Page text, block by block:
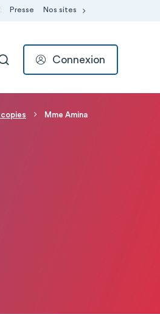
Presse Nos sites
RECHERCHER
Connexion
Mme Amina